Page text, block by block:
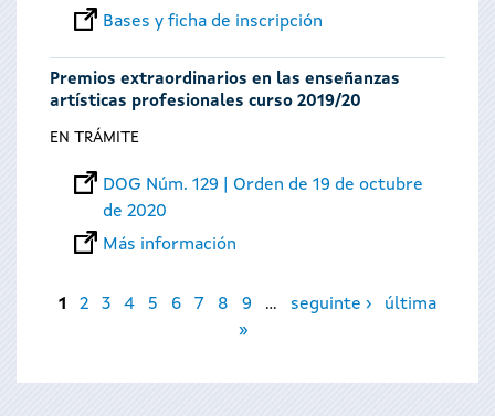
Bases y ficha de inscripción
Premios extraordinarios en las enseñanzas
artísticas profesionales curso 2019/20
EN TRÁMITE
DOG Núm. 129 | Orden de 19 de octubre
de 2020
Más información
Páginas
1 2 3 4 5 6 7 8 9 … seguinte ›
última
»